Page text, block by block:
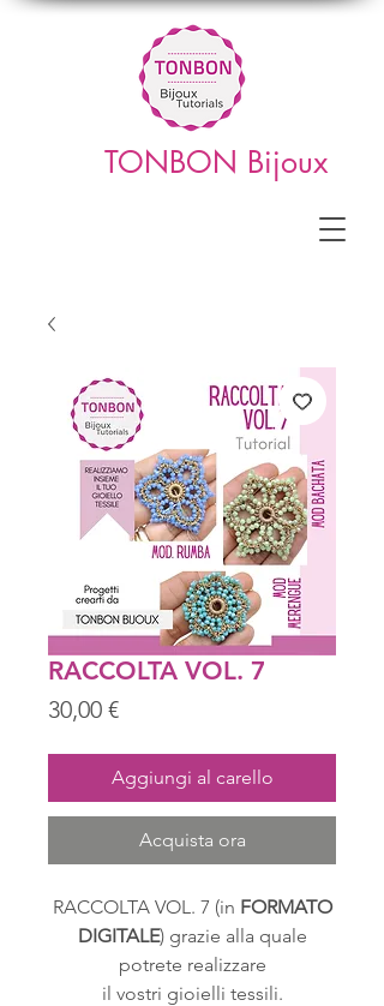
TONBON Bijoux
RACCOLTA VOL. 7
30,00 €Prezzo
Aggiungi al carello
Acquista ora
RACCOLTA VOL. 7 (in FORMATO
DIGITALE) grazie alla quale
potrete realizzare
il vostri gioielli tessili.